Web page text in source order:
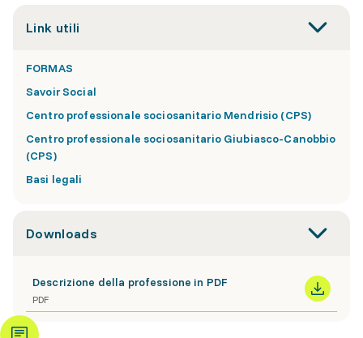
Link utili
FORMAS
Savoir Social
Centro professionale sociosanitario Mendrisio (CPS)
Centro professionale sociosanitario Giubiasco-Canobbio
(CPS)
Basi legali
Downloads
Descrizione della professione in PDF
PDF